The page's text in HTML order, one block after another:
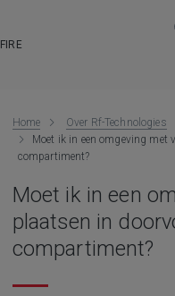
Home Over Rf-Technologies
Moet ik in een omgeving met
compartiment?
Moet ik in een
plaatsen in
compartiment?